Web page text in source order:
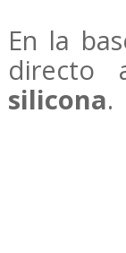
En la
directo
silicona.